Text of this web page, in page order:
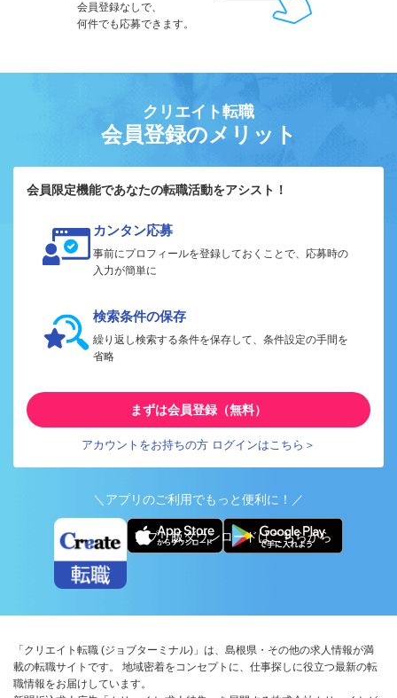
会員登録なしで、
何件でも応募できます。
クリエイト転職
会員登録のメリット
会員限定機能であなたの転職活動をアシスト！
カンタン応募
事前にプロフィールを登録しておくことで、応募時の
入力が簡単に
検索条件の保存
繰り返し検索する条件を保存して、条件設定の手間を
省略
まずは会員登録（無料）
アカウントをお持ちの方 ログインはこちら＞
＼アプリのご利用でもっと便利に！／
アプリ版ダウンロードはこちらから
「クリエイト転職 (ジョブターミナル)」は、島根県・その他の求人情報が満
載の転職サイトです。 地域密着をコンセプトに、仕事探しに役立つ最新の転
職情報をお届けしています。